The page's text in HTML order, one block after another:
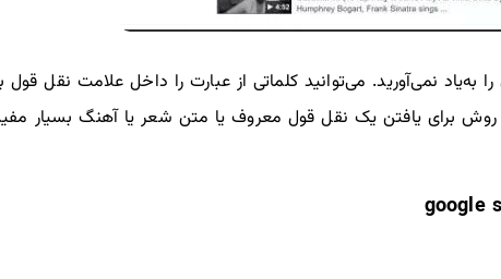
نمی‌آورید. می‌توانید کلماتی از عبارت را داخل علامت نقل قول
روش برای یافتن یک نقل قول معروف یا متن شعر یا آهنگ بسیار